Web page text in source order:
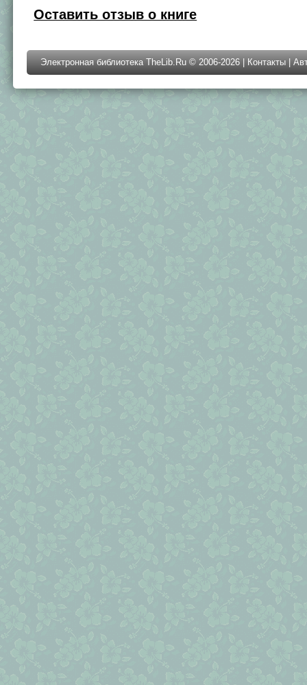
Оставить отзыв о книге
Электронная библиотека TheLib.Ru © 2006-2026 | Контакты |